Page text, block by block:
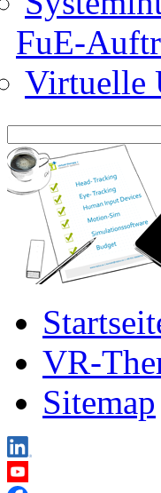
FuE-
Virtuelle
nach:
VR-
Sitemap